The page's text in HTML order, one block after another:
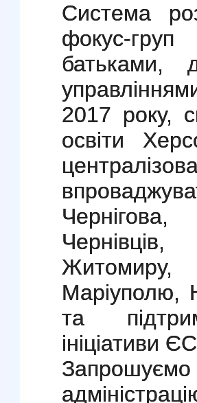
Система
фокус-
батьками,
2017 року,
освіти
Маріуполю,
та
ініціативи